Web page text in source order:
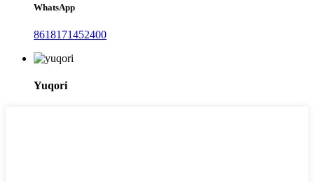
WhatsApp
8618171452400
Yuqori